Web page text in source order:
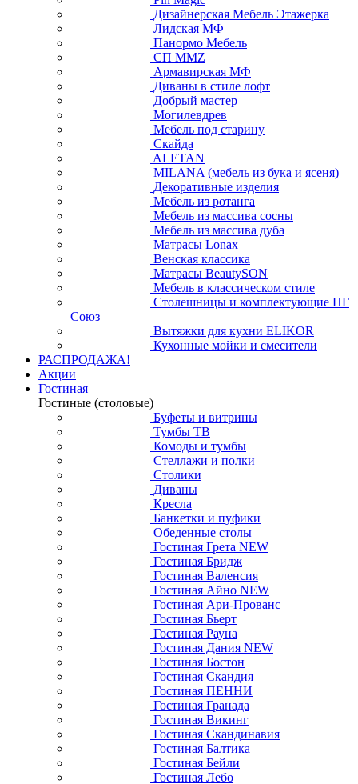
Дизайнерская Мебель Этажерка
Лидская МФ
Панормо Мебель
СП ММZ
Армавирская МФ
Диваны в стиле лофт
Добрый мастер
Могилевдрев
Мебель под старину
Скайда
ALETAN
MILANA (мебель из бука и ясеня)
Декоративные изделия
Мебель из ротанга
Мебель из массива сосны
Мебель из массива дуба
Матрасы Lonax
Венская классика
Матрасы BeautySON
Мебель в классическом стиле
Столешницы и комплектующие ПГ
Союз
Вытяжки для кухни ELIKOR
Кухонные мойки и смесители
РАСПРОДАЖА!
Акции
Гостиная
Гостиные (столовые)
Буфеты и витрины
Тумбы ТВ
Комоды и тумбы
Стеллажи и полки
Столики
Диваны
Кресла
Банкетки и пуфики
Обеденные столы
Гостиная Грета NEW
Гостиная Бридж
Гостиная Валенсия
Гостиная Айно NEW
Гостиная Ари-Прованс
Гостиная Бьерт
Гостиная Рауна
Гостиная Дания NEW
Гостиная Бостон
Гостиная Скандия
Гостиная ПЕННИ
Гостиная Гранада
Гостиная Викинг
Гостиная Скандинавия
Гостиная Балтика
Гостиная Бейли
Гостиная Лебо